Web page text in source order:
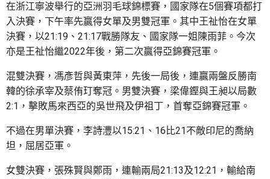
在浙江寧波舉行的亞洲羽毛球錦標賽，國家隊在5個賽項都打
入決賽，下午率先贏得女單及男雙冠軍。其中王祉怡在女單
決賽，以21:19、21:17戰勝隊友、國家隊一姐陳雨菲。今次
亦是王祉怡繼2022年後，第二次贏得亞錦賽冠軍。
混雙決賽，馮彥哲與黃東萍，先後一局後，連贏兩盤反勝南
韓的徐承宰及蔡侑玎奪冠。男雙決賽，梁偉鏗與王昶以局數
2:1，擊敗馬來西亞的吳世飛及伊祖丁，首奪亞錦賽冠軍。
不過在男單決賽，李詩灃以15:21、16比21不敵印尼的喬納
坦，屈居亞軍。
女雙決賽，張殊賢與鄭雨，連輸兩局21:13及12:21，輸給南